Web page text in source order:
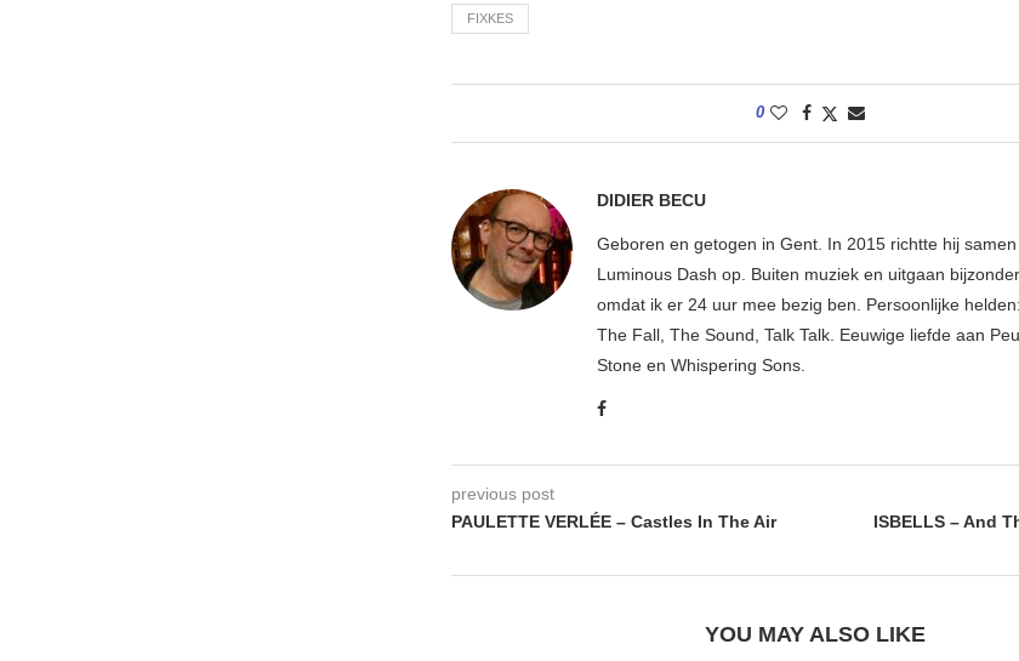
FIXKES
0
DIDIER BECU
Geboren en getogen in Gent. In 2015 richtte hij
Luminous Dash op. Buiten muziek en uitgaan
omdat ik er 24 uur mee bezig ben. Persoonlijke
The Fall, The Sound, Talk Talk. Eeuwige liefde aan
Stone en Whispering Sons.
previous post
PAULETTE VERLÉE – Castles In The Air
ISBELLS – And
YOU MAY ALSO LIKE